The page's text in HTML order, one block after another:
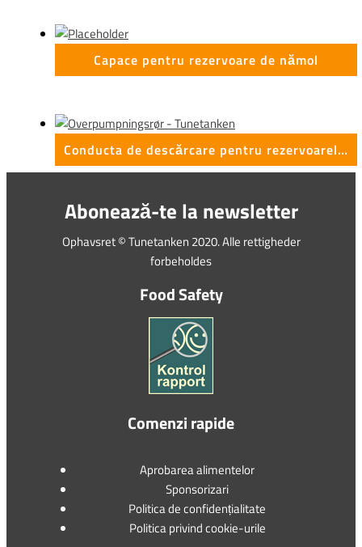
Capace pentru rezervoare de nămol
Conducta de descărcare pentru rezervoarele de nămol
Abonează-te la newsletter
Ophavsret © Tunetanken 2020. Alle rettigheder
forbeholdes
Food Safety
Comenzi rapide
Aprobarea alimentelor
Sponsorizari
Politica de confidențialitate
Politica privind cookie-urile